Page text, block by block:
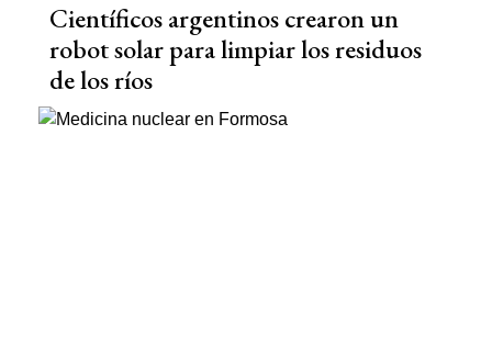
Científicos argentinos crearon un
robot solar para limpiar los residuos
de los ríos